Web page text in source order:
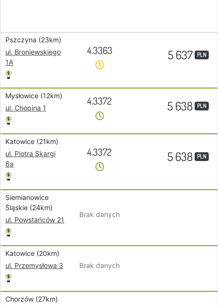
Pszczyna (23km)
ul. Broniewskiego
1A
4.3363 5 637 PLN
Mysłowice (12km)
ul. Chopina 1
4.3372 5 638 PLN
Katowice (21km)
ul. Piotra Skargi
6a
4.3372 5 638 PLN
Siemianowice
Śląskie (24km)
ul. Powstańców 21
Brak danych
Katowice (20km)
ul. Przemysłowa 3
Brak danych
Chorzów (27km)